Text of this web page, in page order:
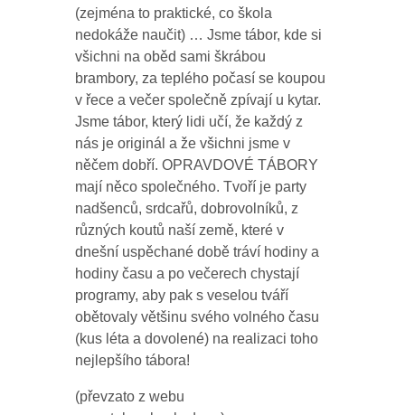
(zejména to praktické, co škola
nedokáže naučit) … Jsme tábor, kde si
všichni na oběd sami škrábou
brambory, za teplého počasí se koupou
v řece a večer společně zpívají u kytar.
Jsme tábor, který lidi učí, že každý z
nás je originál a že všichni jsme v
něčem dobří. OPRAVDOVÉ TÁBORY
mají něco společného. Tvoří je party
nadšenců, srdcařů, dobrovolníků, z
různých koutů naší země, které v
dnešní uspěchané době tráví hodiny a
hodiny času a po večerech chystají
programy, aby pak s veselou tváří
obětovaly většinu svého volného času
(kus léta a dovolené) na realizaci toho
nejlepšího tábora!
(převzato z webu